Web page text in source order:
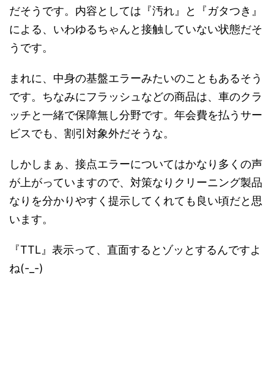
だそうです。内容としては『汚れ』と『ガタつき』
による、いわゆるちゃんと接触していない状態だそ
うです。
まれに、中身の基盤エラーみたいのこともあるそう
です。ちなみにフラッシュなどの商品は、車のクラ
ッチと一緒で保障無し分野です。年会費を払うサー
ビスでも、割引対象外だそうな。
しかしまぁ、接点エラーについてはかなり多くの声
が上がっていますので、対策なりクリーニング製品
なりを分かりやすく提示してくれても良い頃だと思
います。
『TTL』表示って、直面するとゾッとするんですよ
ね(-_-)